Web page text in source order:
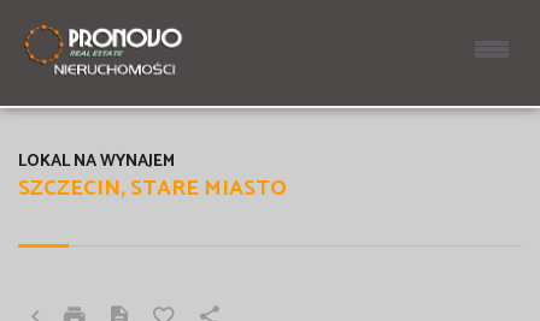
SZCZECIN, STARE MIASTO
LOKAL NA WYNAJEM